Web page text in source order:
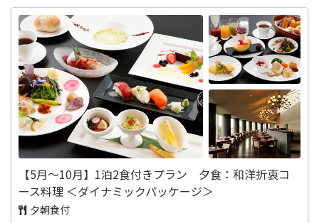
【5月～10月】1泊2食付きプラン 夕食：和洋折衷コ
ース料理 ＜ダイナミックパッケージ＞
夕朝食付